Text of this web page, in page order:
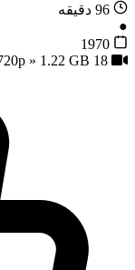
96 دقیقه
●
1970
18